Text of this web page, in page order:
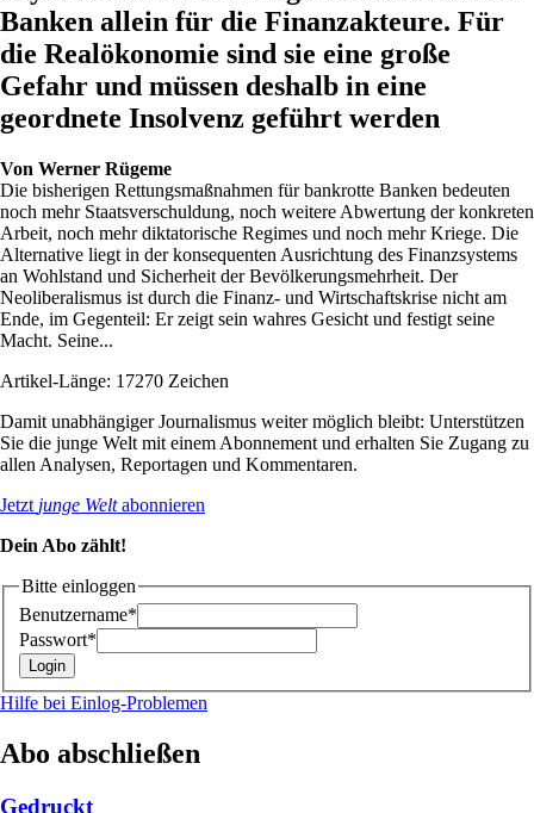
Banken allein für die Finanzakteure. Für
die Realökonomie sind sie eine große
Gefahr und müssen deshalb in eine
geordnete Insolvenz geführt werden
Von Werner Rügeme
Die bisherigen Rettungsmaßnahmen für bankrotte Banken bedeuten
noch mehr Staatsverschuldung, noch weitere Abwertung der konkreten
Arbeit, noch mehr diktatorische Regimes und noch mehr Kriege. Die
Alternative liegt in der konsequenten Ausrichtung des Finanzsystems
an Wohlstand und Sicherheit der Bevölkerungsmehrheit. Der
Neoliberalismus ist durch die Finanz- und Wirtschaftskrise nicht am
Ende, im Gegenteil: Er zeigt sein wahres Gesicht und festigt seine
Macht. Seine...
Artikel-Länge: 17270 Zeichen
Damit unabhängiger Journalismus weiter möglich bleibt: Unterstützen
Sie die junge Welt mit einem Abonnement und erhalten Sie Zugang zu
allen Analysen, Reportagen und Kommentaren.
Jetzt junge Weltabonnieren
Dein Abo zählt!
Bitte einloggen
Benutzername*
Passwort*
Hilfe bei Einlog-Problemen
Abo abschließen
Gedruckt